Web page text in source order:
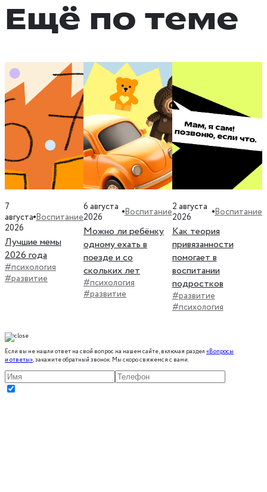
Ещё по теме
7
августа
2026
Воспитание
Лучшие мемы
2026 года
#психология
#развитие
6 августа
2026
Воспитание
Можно ли ребёнку
одному ехать в
поезде и со
скольких лет
#психология
#развитие
2 августа
2026
Воспитание
Как теория
привязанности
помогает в
воспитании
подростков
#развитие
#психология
Если вы не нашли ответ на свой вопрос на нашем сайте, включая раздел «Вопросы
и ответы», закажите обратный звонок. Мы скоро свяжемся с вами.